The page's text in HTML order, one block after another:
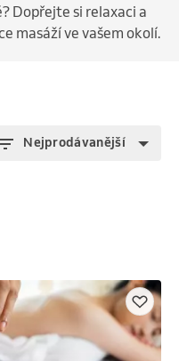
Dopřejte si relaxaci a
masáží ve vašem okolí.
Nejprodávanější